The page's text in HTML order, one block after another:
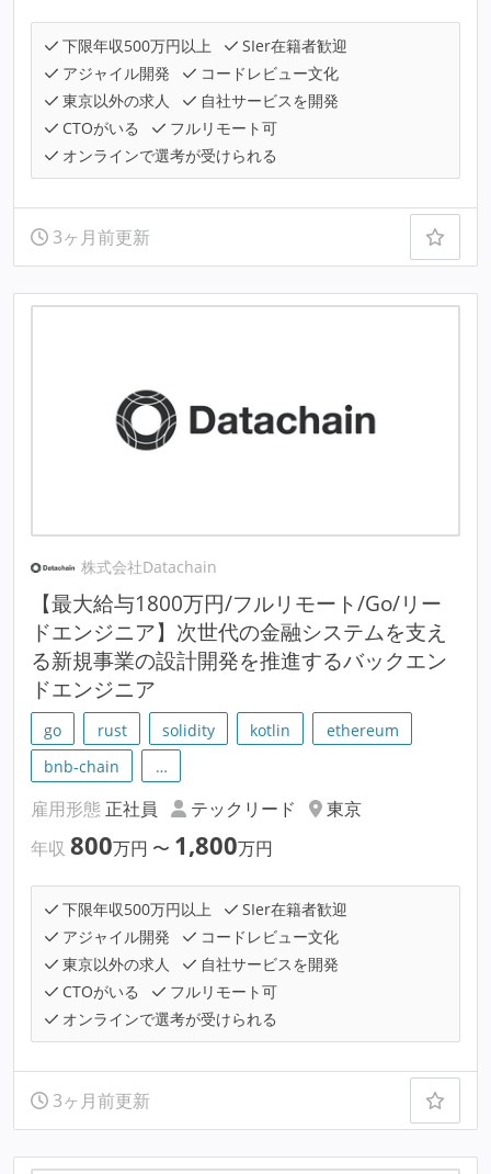
下限年収500万円以上
SIer在籍者歓迎
アジャイル開発
コードレビュー文化
東京以外の求人
自社サービスを開発
CTOがいる
フルリモート可
オンラインで選考が受けられる
3ヶ月前更新
株式会社Datachain
【最大給与1800万円/フルリモート/Go/リー
ドエンジニア】次世代の金融システムを支え
る新規事業の設計開発を推進するバックエン
ドエンジニア
go rust solidity kotlin
ethereum
bnb-chain
…
雇用形態 正社員 テックリード
東京
年収 800万円 〜 1,800万円
下限年収500万円以上
SIer在籍者歓迎
アジャイル開発
コードレビュー文化
東京以外の求人
自社サービスを開発
CTOがいる
フルリモート可
オンラインで選考が受けられる
3ヶ月前更新